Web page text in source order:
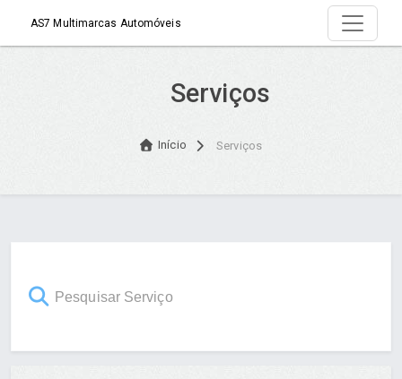
AS7 Multimarcas Automóveis
Serviços
Início Serviços